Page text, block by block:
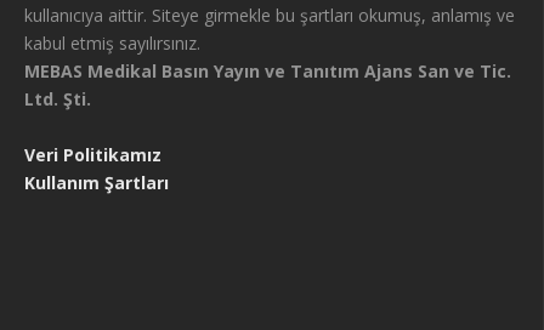
kullanıcıya aittir. Siteye girmekle bu şartları okumuş, anlamış ve
kabul etmiş sayılırsınız.
MEBAS Medikal Basın Yayın ve Tanıtım Ajans San ve Tic.
Ltd. Şti.
Veri Politikamız
Kullanım Şartları